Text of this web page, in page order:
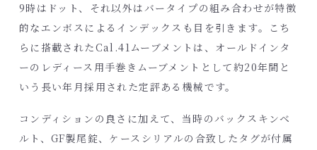
9時はドット、それ以外はバータイプの組み合わせが特徴
的なエンボスによるインデックスも目を引きます。こち
らに搭載されたCal.41ムーブメントは、オールドインタ
ーのレディース用手巻きムーブメントとして約20年間と
いう長い年月採用された定評ある機械です。
コンディションの良さに加えて、当時のバックスキンベ
ルト、GF製尾錠、ケースシリアルの合致したタグが付属